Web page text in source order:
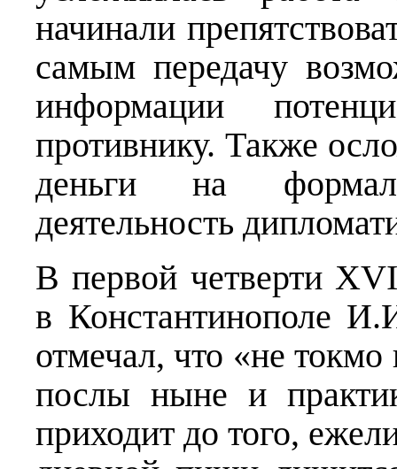
начинали
самым передачу
информации
противнику. Также
деньги на
деятельность
В первой четверти
в Константинополе
отмечал, что «не
послы ныне и
приходит до того,